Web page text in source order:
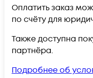
Оплатить заказ
по счёту для
Также доступна
партнёра.
Подробнее об